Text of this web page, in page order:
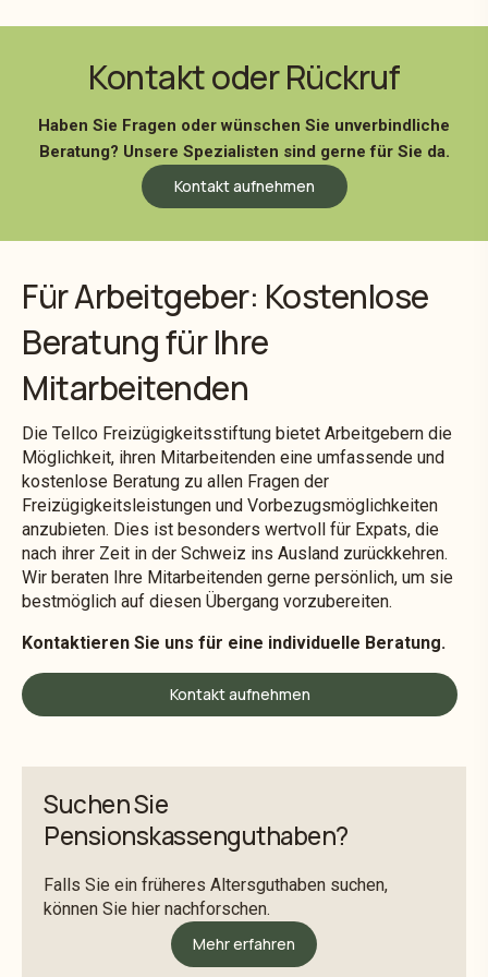
Kontakt oder Rückruf
Haben Sie Fragen oder wünschen Sie unverbindliche
Beratung? Unsere Spezialisten sind gerne für Sie da.
Kontakt aufnehmen
Für Arbeitgeber: Kostenlose
Beratung für Ihre
Mitarbeitenden
Die Tellco Freizügigkeitsstiftung bietet Arbeitgebern die
Möglichkeit, ihren Mitarbeitenden eine umfassende und
kostenlose Beratung zu allen Fragen der
Freizügigkeitsleistungen und Vorbezugsmöglichkeiten
anzubieten. Dies ist besonders wertvoll für Expats, die
nach ihrer Zeit in der Schweiz ins Ausland zurückkehren.
Wir beraten Ihre Mitarbeitenden gerne persönlich, um sie
bestmöglich auf diesen Übergang vorzubereiten.
Kontaktieren Sie uns für eine individuelle Beratung.
Kontakt aufnehmen
Suchen Sie
Pensionskassenguthaben?
Falls Sie ein früheres Altersguthaben suchen,
können Sie hier nachforschen.
Mehr erfahren